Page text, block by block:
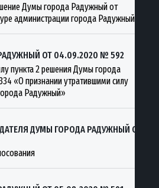
Думы города Радужный от
администрации города Радужный»
ОТ 04.09.2020 № 592
пункта 2 решения Думы города
«О признании утратившими силу
Радужный»
ДУМЫ ГОРОДА РАДУЖНЫЙ ОТ